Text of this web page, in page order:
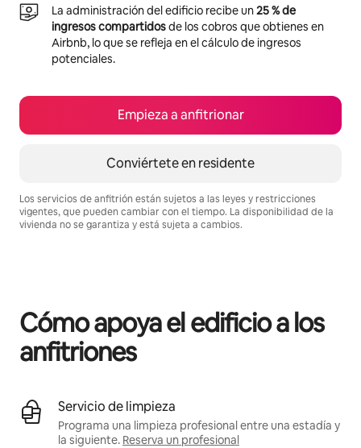
La administración del edificio recibe un25 % de
ingresos compartidosde los cobros que obtienes en
Airbnb, lo que se refleja en el cálculo de ingresos
potenciales.
Empieza a anfitrionar
Conviértete en residente
Los servicios de anfitrión están sujetos a las leyes y restricciones
vigentes, que pueden cambiar con el tiempo. La disponibilidad de la
vivienda no se garantiza y está sujeta a cambios.
Cómo apoya el edificio a los
anfitriones
Servicio de limpieza
Programa una limpieza profesional entre una estadía y
la siguiente. Reserva un profesional